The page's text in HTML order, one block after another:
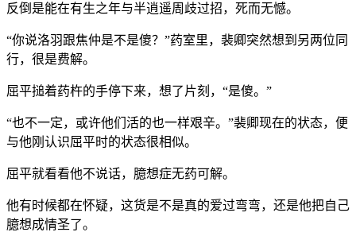
反倒是能在有生之年与半逍遥周歧过招，死而无憾。
“你说洛羽跟焦仲是不是傻？”药室里，裴卿突然想到另两位同
行，很是费解。
屈平搥着药杵的手停下来，想了片刻，“是傻。”
“也不一定，或许他们活的也一样艰辛。”裴卿现在的状态，便
与他刚认识屈平时的状态很相似。
屈平就看看他不说话，臆想症无药可解。
他有时候都在怀疑，这货是不是真的爱过弯弯，还是他把自己
臆想成情圣了。